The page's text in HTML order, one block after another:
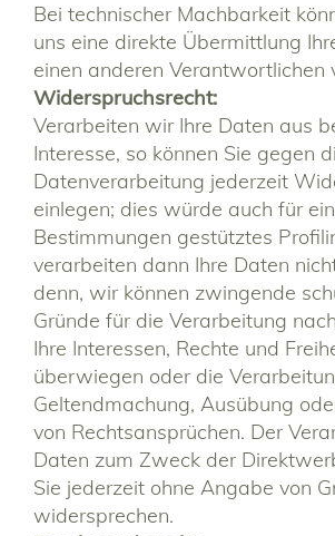
Bei technischer Machbarkeit
uns eine direkte Übermittlung
einen anderen Verantwortlichen
Widerspruchsrecht:
Verarbeiten wir Ihre Daten aus
Interesse, so können Sie gegen
Datenverarbeitung jederzeit
einlegen; dies würde auch für
Bestimmungen gestütztes
verarbeiten dann Ihre Daten
denn, wir können zwingende
Gründe für die Verarbeitung
Ihre Interessen, Rechte und
überwiegen oder die
Geltendmachung, Ausübung
von Rechtsansprüchen. Der
Daten zum Zweck der
Sie jederzeit ohne Angabe von
widersprechen.